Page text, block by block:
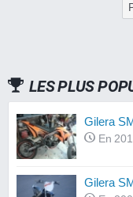
LES PLUS
Gilera
En
Gilera